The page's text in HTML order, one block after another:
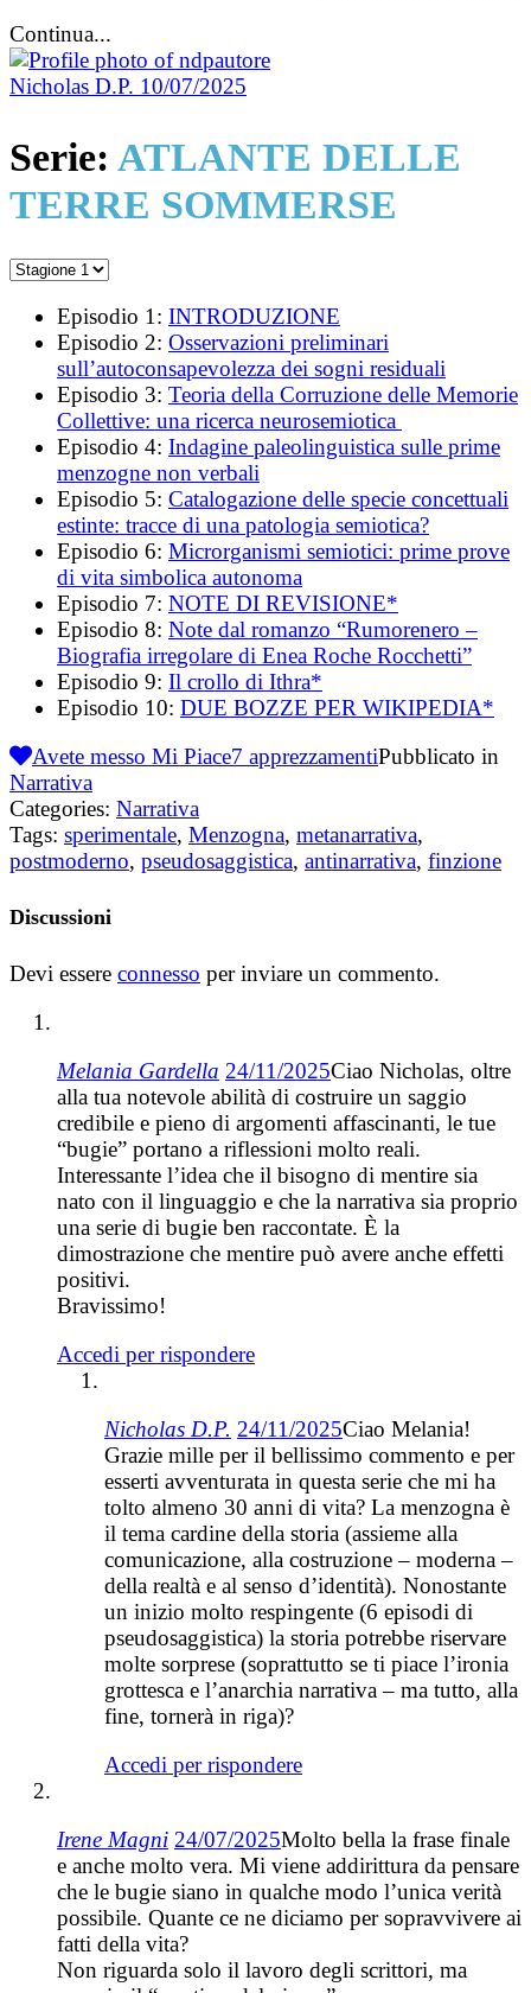
Continua...
Nicholas D.P. 10/07/2025
Serie: ATLANTE DELLE
TERRE SOMMERSE
Episodio 1: INTRODUZIONE
Episodio 2: Osservazioni preliminari
sull’autoconsapevolezza dei sogni residuali
Episodio 3: Teoria della Corruzione delle Memorie
Collettive: una ricerca neurosemiotica
Episodio 4: Indagine paleolinguistica sulle prime
menzogne non verbali
Episodio 5: Catalogazione delle specie concettuali
estinte: tracce di una patologia semiotica?
Episodio 6: Microrganismi semiotici: prime prove
di vita simbolica autonoma
Episodio 7: NOTE DI REVISIONE*
Episodio 8: Note dal romanzo “Rumorenero –
Biografia irregolare di Enea Roche Rocchetti”
Episodio 9: Il crollo di Ithra*
Episodio 10: DUE BOZZE PER WIKIPEDIA*
Avete messo Mi Piace7 apprezzamentiPubblicato in
Narrativa
Categories: Narrativa
Tags: sperimentale, Menzogna, metanarrativa,
postmoderno, pseudosaggistica, antinarrativa, finzione
Discussioni
Devi essere connesso per inviare un commento.
Melania Gardella 24/11/2025Ciao Nicholas, oltre
alla tua notevole abilità di costruire un saggio
credibile e pieno di argomenti affascinanti, le tue
“bugie” portano a riflessioni molto reali.
Interessante l’idea che il bisogno di mentire sia
nato con il linguaggio e che la narrativa sia proprio
una serie di bugie ben raccontate. È la
dimostrazione che mentire può avere anche effetti
positivi.
Bravissimo!
Accedi per rispondere
Nicholas D.P. 24/11/2025Ciao Melania!
Grazie mille per il bellissimo commento e per
esserti avventurata in questa serie che mi ha
tolto almeno 30 anni di vita? La menzogna è
il tema cardine della storia (assieme alla
comunicazione, alla costruzione – moderna –
della realtà e al senso d’identità). Nonostante
un inizio molto respingente (6 episodi di
pseudosaggistica) la storia potrebbe riservare
molte sorprese (soprattutto se ti piace l’ironia
grottesca e l’anarchia narrativa – ma tutto, alla
fine, tornerà in riga)?
Accedi per rispondere
Irene Magni 24/07/2025Molto bella la frase finale
e anche molto vera. Mi viene addirittura da pensare
che le bugie siano in qualche modo l’unica verità
possibile. Quante ce ne diciamo per sopravvivere ai
fatti della vita?
Non riguarda solo il lavoro degli scrittori, ma